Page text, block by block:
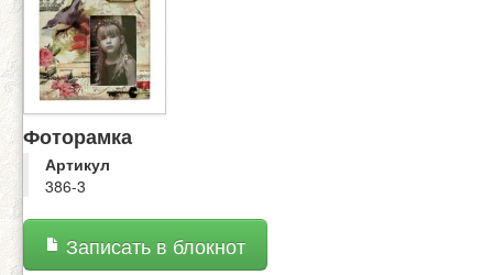
Фоторамка
Артикул
386-3
Записать в блокнот